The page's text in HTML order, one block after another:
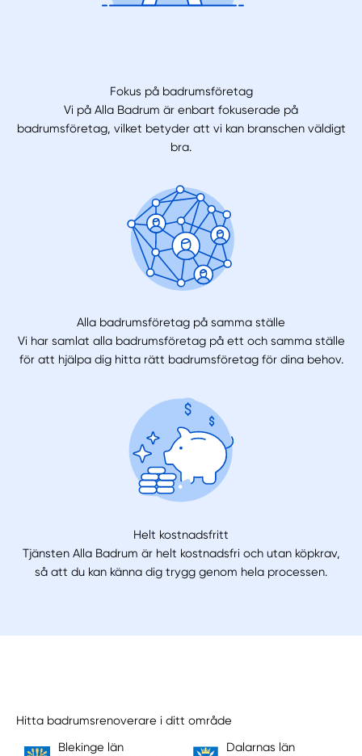
Fokus på badrumsföretag
Vi på Alla Badrum är enbart fokuserade på
badrumsföretag, vilket betyder att vi kan branschen väldigt
bra.
Alla badrumsföretag på samma ställe
Vi har samlat alla badrumsföretag på ett och samma ställe
för att hjälpa dig hitta rätt badrumsföretag för dina behov.
Helt kostnadsfritt
Tjänsten Alla Badrum är helt kostnadsfri och utan köpkrav,
så att du kan känna dig trygg genom hela processen.
Hitta badrumsrenoverare i ditt område
Blekinge län
Dalarnas län